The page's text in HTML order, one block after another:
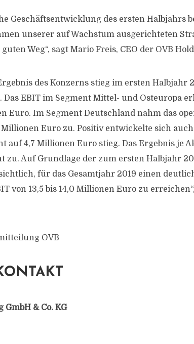
Geschäftsentwicklung des ersten Halbjahrs
unserer auf Wachstum ausgerichteten
Weg“, sagt Mario Freis, CEO der OVB
des Konzerns stieg im ersten Halbjahr
EBIT im Segment Mittel- und Osteuropa
Euro. Im Segment Deutschland nahm das
Millionen Euro zu. Positiv entwickelte sich
auf 4,7 Millionen Euro stieg. Das Ergebnis je
zu. Auf Grundlage der zum ersten Halbjahr
für das Gesamtjahr 2019 einen
von 13,5 bis 14,0 Millionen Euro zu
OVB
& Co. KG